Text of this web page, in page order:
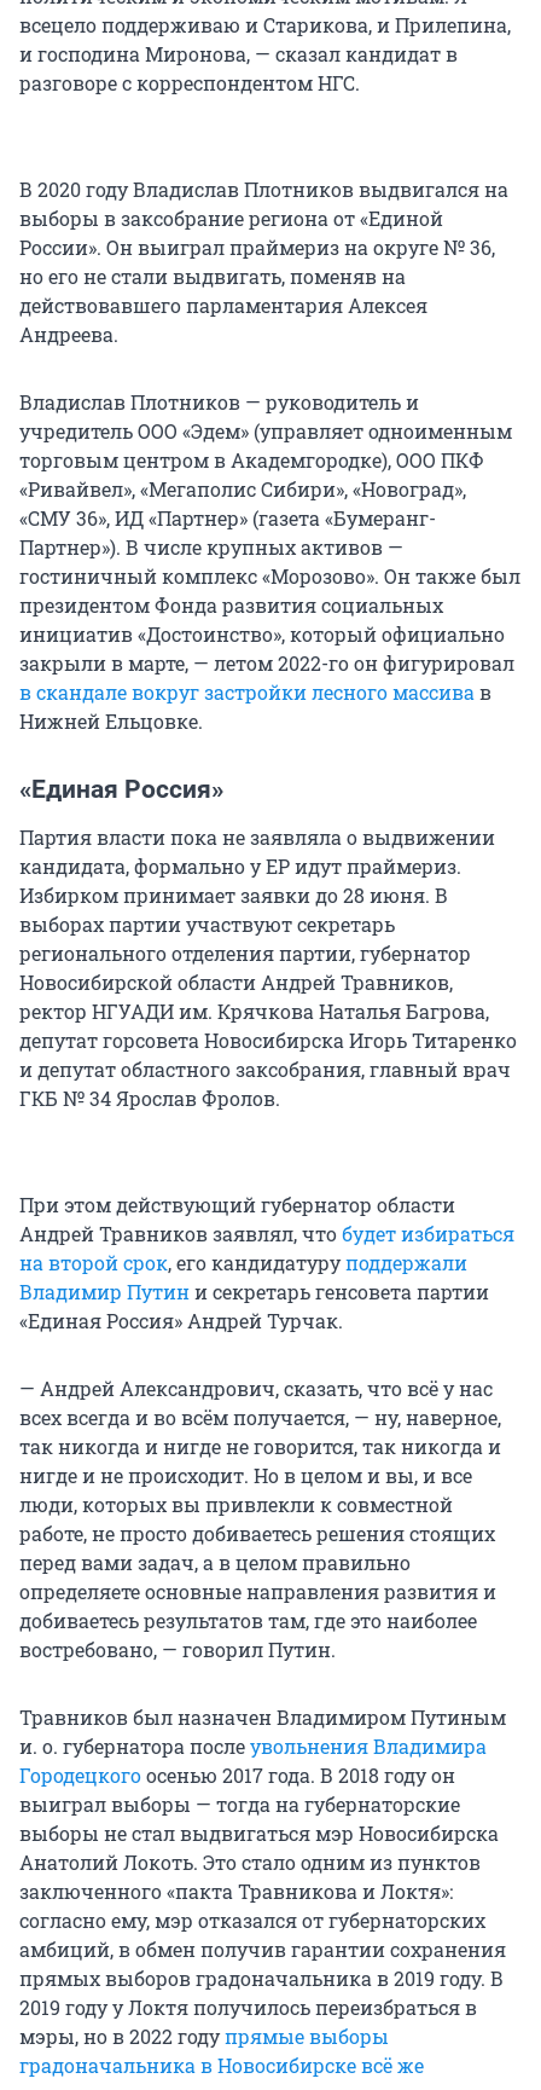
всецело поддерживаю и Старикова, и Прилепина,
и господина Миронова, — сказал кандидат в
разговоре с корреспондентом НГС.
В 2020 году Владислав Плотников выдвигался на
выборы в заксобрание региона от «Единой
России». Он выиграл праймериз на округе № 36,
но его не стали выдвигать, поменяв на
действовавшего парламентария Алексея
Андреева.
Владислав Плотников — руководитель и
учредитель ООО «Эдем» (управляет одноименным
торговым центром в Академгородке), ООО ПКФ
«Ривайвел», «Мегаполис Сибири», «Новоград»,
«СМУ 36», ИД «Партнер» (газета «Бумеранг-
Партнер»). В числе крупных активов —
гостиничный комплекс «Морозово». Он также был
президентом Фонда развития социальных
инициатив «Достоинство», который официально
закрыли в марте, — летом 2022-го он фигурировал
в скандале вокруг застройки лесного массива в
Нижней Ельцовке.
«Единая Россия»
Партия власти пока не заявляла о выдвижении
кандидата, формально у ЕР идут праймериз.
Избирком принимает заявки до 28 июня. В
выборах партии участвуют секретарь
регионального отделения партии, губернатор
Новосибирской области Андрей Травников,
ректор НГУАДИ им. Крячкова Наталья Багрова,
депутат горсовета Новосибирска Игорь Титаренко
и депутат областного заксобрания, главный врач
ГКБ № 34 Ярослав Фролов.
При этом действующий губернатор области
Андрей Травников заявлял, чтобудет избираться
на второй срок, его кандидатуруподдержали
Владимир Путини секретарь генсовета партии
«Единая Россия» Андрей Турчак.
— Андрей Александрович, сказать, что всё у нас
всех всегда и во всём получается, — ну, наверное,
так никогда и нигде не говорится, так никогда и
нигде и не происходит. Но в целом и вы, и все
люди, которых вы привлекли к совместной
работе, не просто добиваетесь решения стоящих
перед вами задач, а в целом правильно
определяете основные направления развития и
добиваетесь результатов там, где это наиболее
востребовано, — говорил Путин.
Травников был назначен Владимиром Путиным
и. о. губернатора послеувольнения Владимира
Городецкогоосенью 2017 года. В 2018 году он
выиграл выборы — тогда на губернаторские
выборы не стал выдвигаться мэр Новосибирска
Анатолий Локоть. Это стало одним из пунктов
заключенного «пакта Травникова и Локтя»:
согласно ему, мэр отказался от губернаторских
амбиций, в обмен получив гарантии сохранения
прямых выборов градоначальника в 2019 году. В
2019 году у Локтя получилось переизбраться в
мэры, но в 2022 годупрямые выборы
градоначальника в Новосибирске всё же